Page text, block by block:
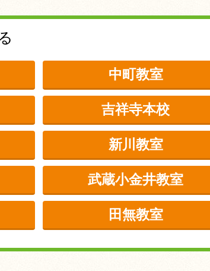
中町教室
吉祥寺本校
新川教室
武蔵小金井教室
田無教室